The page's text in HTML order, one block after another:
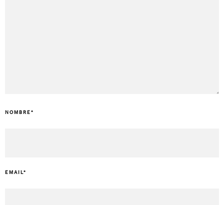
NOMBRE *
EMAIL*